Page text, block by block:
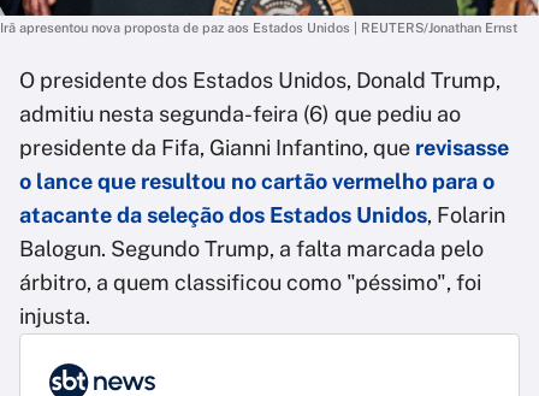
Irã apresentou nova proposta de paz aos Estados Unidos | REUTERS/Jonathan Ernst
O presidente dos Estados Unidos, Donald Trump,
admitiu nesta segunda-feira (6) que pediu ao
presidente da Fifa, Gianni Infantino, que revisasse
o lance que resultou no cartão vermelho para o
atacante da seleção dos Estados Unidos, Folarin
Balogun. Segundo Trump, a falta marcada pelo
árbitro, a quem classificou como "péssimo", foi
injusta.